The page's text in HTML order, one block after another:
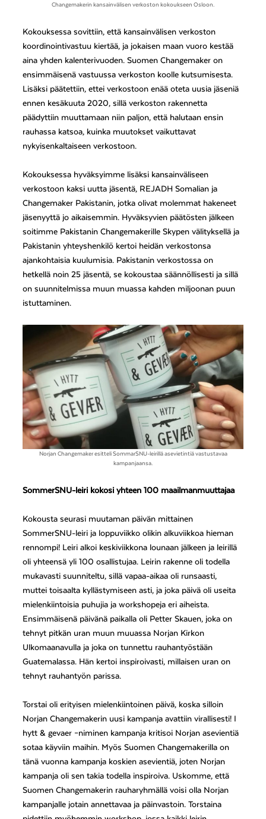
Changemakerin kansainvälisen verkoston kokoukseen Osloon.
Kokouksessa sovittiin, että kansainvälisen verkoston
koordinointivastuu kiertää, ja jokaisen maan vuoro kestää
aina yhden kalenterivuoden. Suomen Changemaker on
ensimmäisenä vastuussa verkoston koolle kutsumisesta.
Lisäksi päätettiin, ettei verkostoon enää oteta uusia jäseniä
ennen kesäkuuta 2020, sillä verkoston rakennetta
päädyttiin muuttamaan niin paljon, että halutaan ensin
rauhassa katsoa, kuinka muutokset vaikuttavat
nykyisenkaltaiseen verkostoon.
Kokouksessa hyväksyimme lisäksi kansainväliseen
verkostoon kaksi uutta jäsentä, REJADH Somalian ja
Changemaker Pakistanin, jotka olivat molemmat hakeneet
jäsenyyttä jo aikaisemmin. Hyväksyvien päätösten jälkeen
soitimme Pakistanin Changemakerille Skypen välityksellä ja
Pakistanin yhteyshenkilö kertoi heidän verkostonsa
ajankohtaisia kuulumisia. Pakistanin verkostossa on
hetkellä noin 25 jäsentä, se kokoustaa säännöllisesti ja sillä
on suunnitelmissa muun muassa kahden miljoonan puun
istuttaminen.
Norjan Changemaker esitteli SommarSNU-leirillä asevietintiä vastustavaa
kampanjaansa.
SommerSNU-leiri kokosi yhteen 100 maailmanmuuttajaa
Kokousta seurasi muutaman päivän mittainen
SommerSNU-leiri ja loppuviikko olikin alkuviikkoa hieman
rennompi! Leiri alkoi keskiviikkona lounaan jälkeen ja leirillä
oli yhteensä yli 100 osallistujaa. Leirin rakenne oli todella
mukavasti suunniteltu, sillä vapaa-aikaa oli runsaasti,
muttei toisaalta kyllästymiseen asti, ja joka päivä oli useita
mielenkiintoisia puhujia ja workshopeja eri aiheista.
Ensimmäisenä päivänä paikalla oli Petter Skauen, joka on
tehnyt pitkän uran muun muuassa Norjan Kirkon
Ulkomaanavulla ja joka on tunnettu rauhantyöstään
Guatemalassa. Hän kertoi inspiroivasti, millaisen uran on
tehnyt rauhantyön parissa.
Torstai oli erityisen mielenkiintoinen päivä, koska silloin
Norjan Changemakerin uusi kampanja avattiin virallisesti! I
hytt & gevaer –niminen kampanja kritisoi Norjan asevientiä
sotaa käyviin maihin. Myös Suomen Changemakerilla on
tänä vuonna kampanja koskien asevientiä, joten Norjan
kampanja oli sen takia todella inspiroiva. Uskomme, että
Suomen Changemakerin rauharyhmällä voisi olla Norjan
kampanjalle jotain annettavaa ja päinvastoin. Torstaina